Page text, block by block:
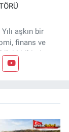
aşkın bir
finans ve
birikimine
bir
ve özel
yetkinim.